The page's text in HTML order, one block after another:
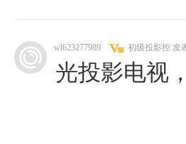
wl623277989 初级投影控 发
光投影电视